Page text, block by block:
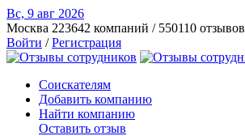
Вс, 9 авг 2026
Москва 223642 компаний / 550110 отзывов
Войти /Регистрация
Соискателям
Добавить компанию
Найти компанию
Оставить отзыв